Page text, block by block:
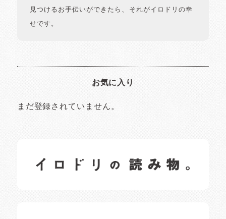
見つけるお手伝いができたら、それがイロドリの幸
せです。
お気に入り
まだ登録されていません。
日常の様子など随時更新中です。